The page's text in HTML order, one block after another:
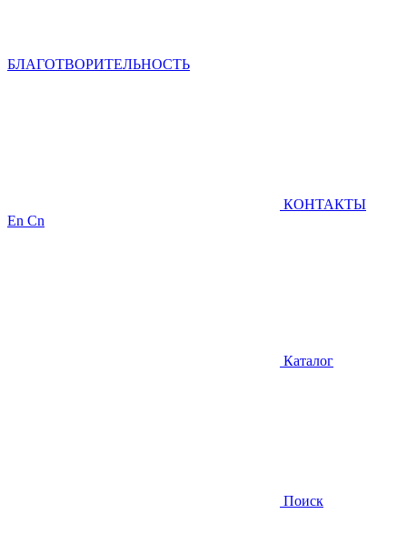
БЛАГОТВОРИТЕЛЬНОСТЬ
КОНТАКТЫ
En Cn
Каталог
Поиск